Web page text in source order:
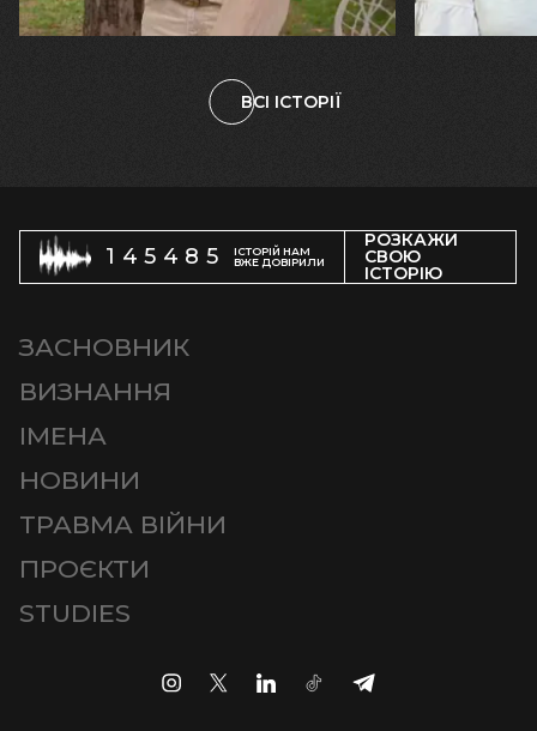
племінницю"
чоловіка
ВСІ ІСТОРІЇ
145485
ІСТОРІЙ НАМ
ВЖЕ ДОВІРИЛИ
РОЗКАЖИ
СВОЮ
ІСТОРІЮ
ЗАСНОВНИК
ВИЗНАННЯ
ІМЕНА
НОВИНИ
ТРАВМА ВІЙНИ
ПРОЄКТИ
STUDIES